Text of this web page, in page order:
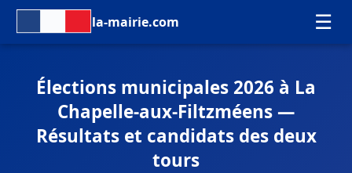
la-mairie.com ☰
Élections municipales 2026 à La
Chapelle-aux-Filtzméens —
Résultats et candidats des deux
tours